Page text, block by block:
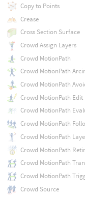
Copy to Points
Crease
Cross Section Surface
Crowd Assign Layers
Crowd MotionPath
Crowd MotionPath
Crowd MotionPath
Crowd MotionPath Edit
Crowd MotionPath
Crowd MotionPath
Crowd MotionPath
Crowd MotionPath
Crowd MotionPath
Crowd MotionPath
Crowd Source